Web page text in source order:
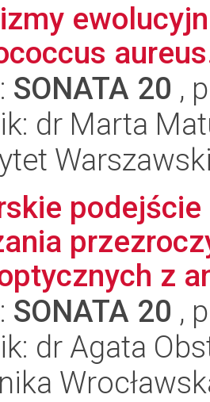
SONATA 20 ,
dr Marta
z
SONATA 20 ,
dr Agata